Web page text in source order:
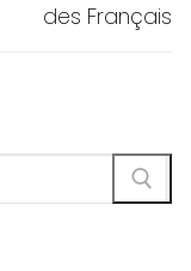
des Français